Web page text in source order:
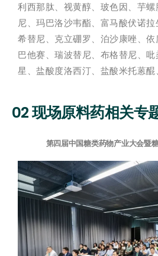
利西那肽、视黄醇、玻色因、芋
尼、玛巴洛沙韦酯、富马酸伏诺
希替尼、克立硼罗、泊沙康唑、
巴他赛、瑞波替尼、布格替尼、
星、盐酸度洛西汀、盐酸米托蒽醌
02 现场原料药相关专
第四届中国糖类药物产业大会暨